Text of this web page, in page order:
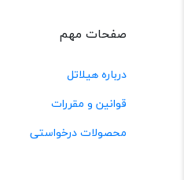
صفحات مهم
درباره هیلاتل
قوانین و مقررات
محصولات درخواستی